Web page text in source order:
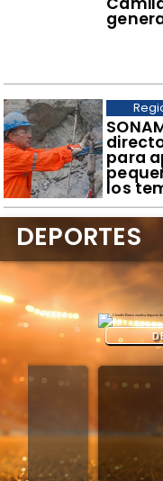
para
los
DEPORTES
DEPORTES